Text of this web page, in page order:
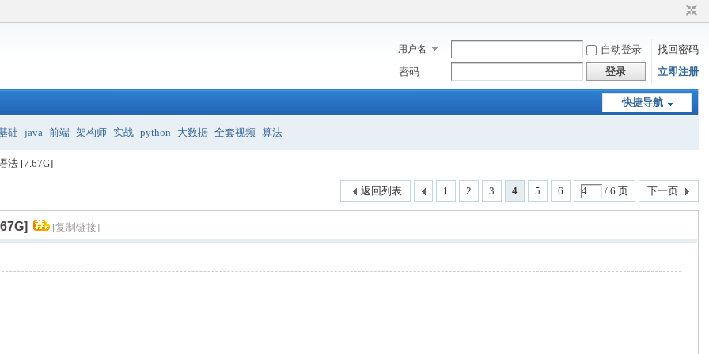
用户名 自动登录
找回密码
密码
登录 立即注册
快捷导航
础 java 前端 架构师 实战 python 大数据 全套视频 算法
法 [7.67G]
1 2 3 4 5 6 / 6 页 下一页
返回列表
[复制链接]